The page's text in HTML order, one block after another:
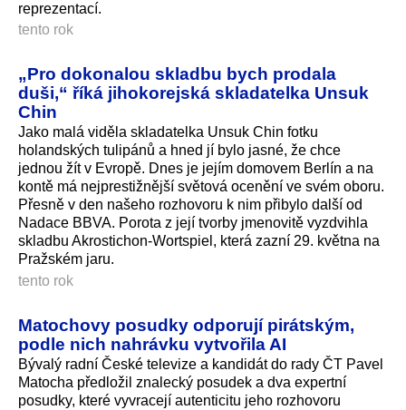
reprezentací.
tento rok
„Pro dokonalou skladbu bych prodala
duši,“ říká jihokorejská skladatelka Unsuk
Chin
Jako malá viděla skladatelka Unsuk Chin fotku
holandských tulipánů a hned jí bylo jasné, že chce
jednou žít v Evropě. Dnes je jejím domovem Berlín a na
kontě má nejprestižnější světová ocenění ve svém oboru.
Přesně v den našeho rozhovoru k nim přibylo další od
Nadace BBVA. Porota z její tvorby jmenovitě vyzdvihla
skladbu Akrostichon-Wortspiel, která zazní 29. května na
Pražském jaru.
tento rok
Matochovy posudky odporují pirátským,
podle nich nahrávku vytvořila AI
Bývalý radní České televize a kandidát do rady ČT Pavel
Matocha předložil znalecký posudek a dva expertní
posudky, které vyvracejí autenticitu jeho rozhovoru